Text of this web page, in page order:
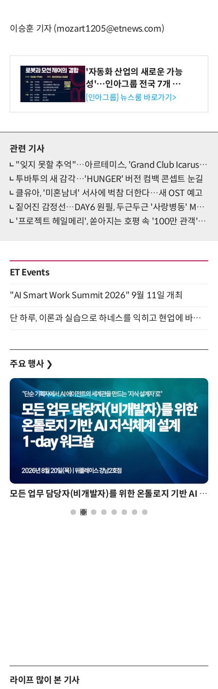
이승훈 기자 (mozart1205@etnews.com)
'자동화 산업의 새로운 가능
성'…인아그룹 전국 7개 도
시 세미나 페어 개최
[인아그룹] 뉴스룸 바로가기>
관련 기사
"잊지 못할 추억"…아르테미스, 'Grand Club Icarus' 화려 피날레
투바투의 새 감각…'HUNGER' 버전 컴백 콘셉트 눈길
클유아, '미혼남녀' 서사에 벅참 더한다…새 OST 예고
짙어진 감정선…DAY6 원필, 두근두근 '사랑병동' MV 티저
'프로젝트 헤일메리', 쏟아지는 호평 속 '100만 관객' 돌파
ET Events
"AI Smart Work Summit 2026" 9월 11일 개최
단 하루, 이론과 실습으로 하네스를 익히고 현업에 바로 쓰는 핸즈온 워크숍 (8/20)
주요 행사 ❯
모든 업무 담당자(비개발자)를 위한 온톨로지 기반 AI 지식체계 설계 1-day 워크숍
라이프 많이 본 기사